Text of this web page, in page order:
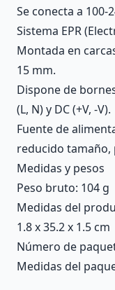
Se conecta a 100-
Sistema EPR
Montada en
15 mm.
Dispone de
(L, N) y DC (+V, -V).
Fuente de
reducido tamaño,
Medidas y pesos
Peso bruto: 104 g
Medidas del
1.8 x 35.2 x 1.5 cm
Número de
Medidas del